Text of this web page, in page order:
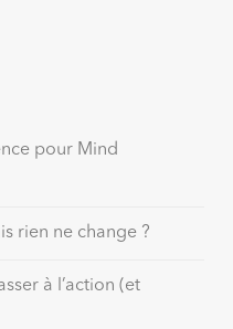
pour Mind
rien ne change ?
à l’action (et